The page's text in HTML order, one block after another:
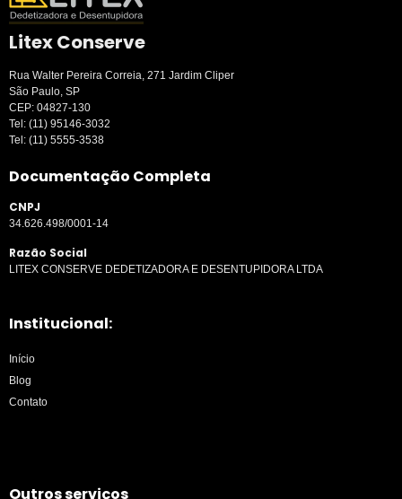
Litex Conserve
Rua Walter Pereira Correia, 271 Jardim Cliper
São Paulo, SP
CEP: 04827-130
Tel: (11) 95146-3032
Tel: (11) 5555-3538
Documentação Completa
CNPJ
34.626.498/0001-14
Razão Social
LITEX CONSERVE DEDETIZADORA E DESENTUPIDORA LTDA
Institucional:
Início
Blog
Contato
Outros serviços